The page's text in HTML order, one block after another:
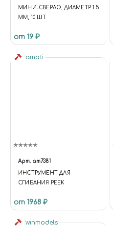
МИНИ-СВЕРЛО, ДИАМЕТР 1.5
ММ, 10 ШТ
от 19 ₽
amati
Арт. am7381
ИНСТРУМЕНТ ДЛЯ
СГИБАНИЯ РЕЕК
от 1968 ₽
winmodels